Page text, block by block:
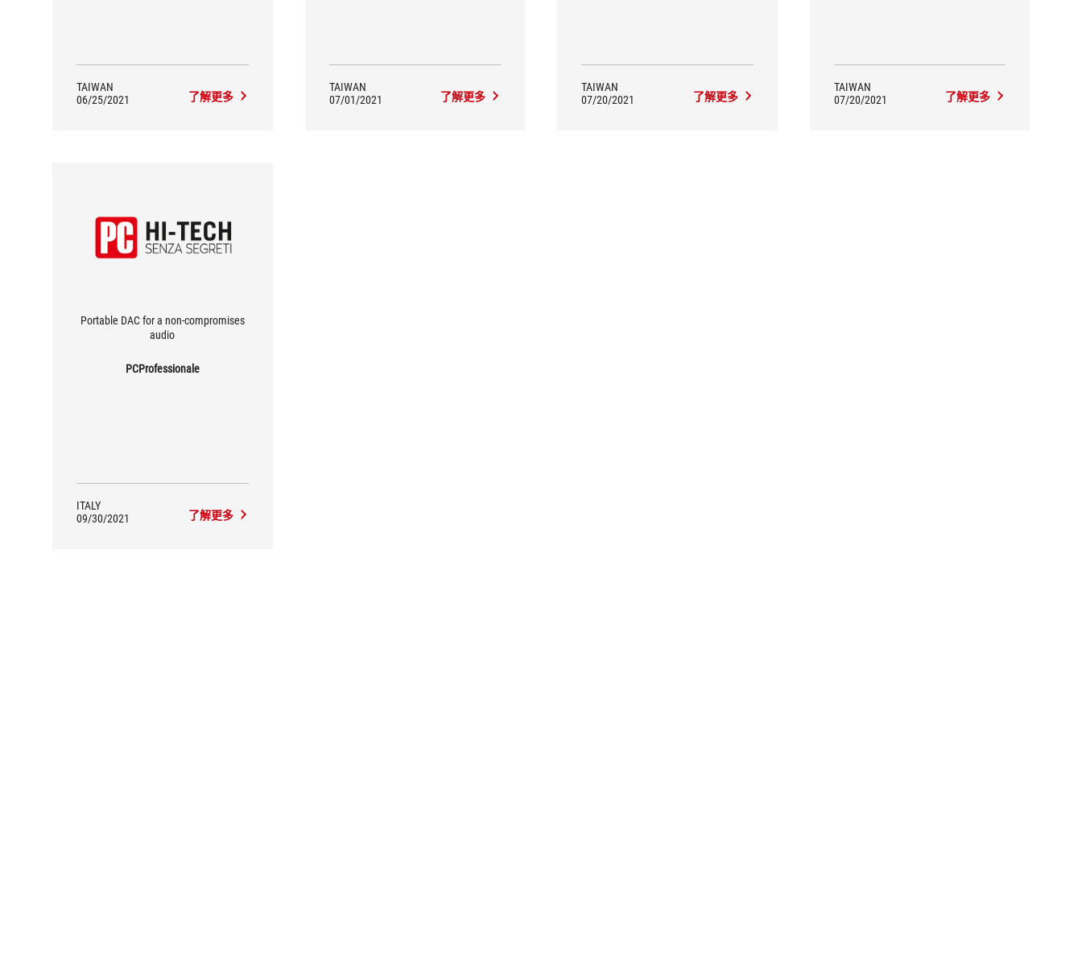
TAIWAN
06/25/2021
了解更多
TAIWAN
07/01/2021
了解更多
TAIWAN
07/20/2021
了解更多
TAIWAN
07/20/2021
了解更多
Portable DAC for a non-compromises
audio
PCProfessionale
ITALY
09/30/2021
了解更多